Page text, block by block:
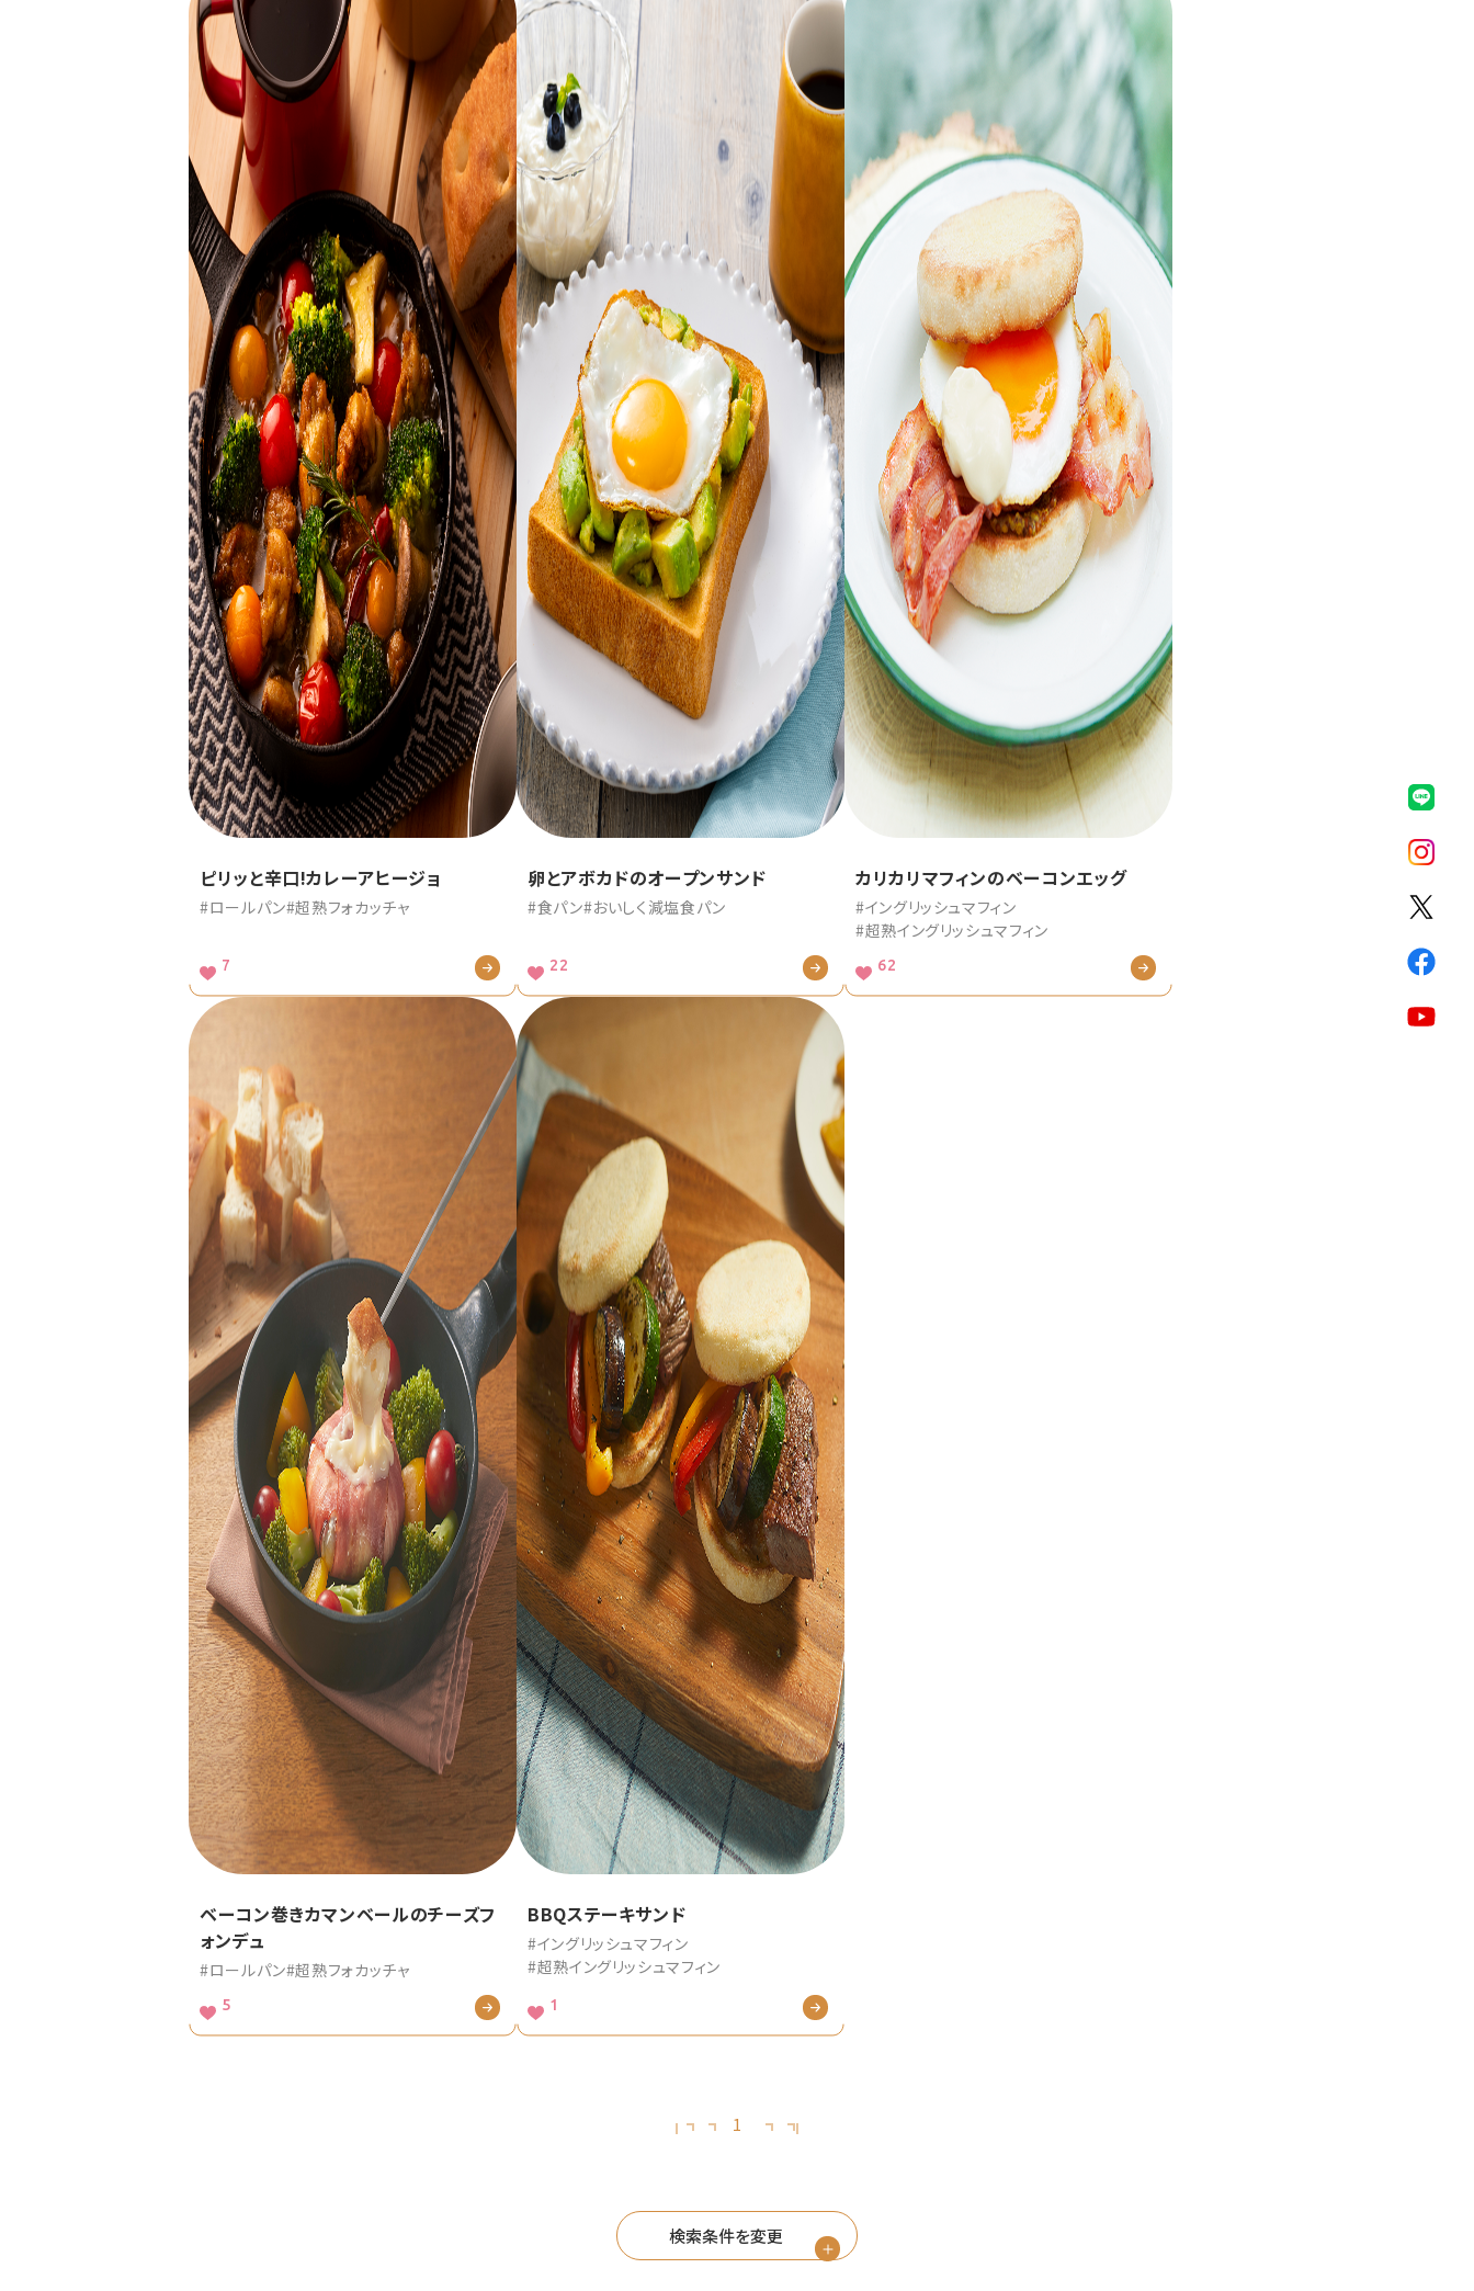
ピリッと辛口!カレーアヒージョ
#ロールパン#超熟フォカッチャ
7
卵とアボカドのオープンサンド
#食パン#おいしく減塩食パン
22
カリカリマフィンのベーコンエッグ
#イングリッシュマフィン
#超熟イングリッシュマフィン
62
ベーコン巻きカマンベールのチーズフ
ォンデュ
#ロールパン#超熟フォカッチャ
5
BBQステーキサンド
#イングリッシュマフィン
#超熟イングリッシュマフィン
1
1
検索条件を変更